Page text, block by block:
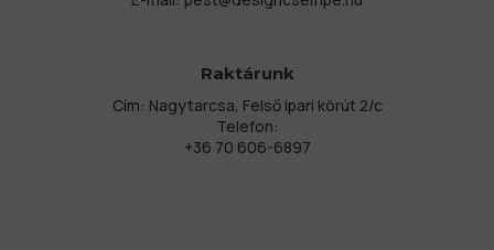
Raktárunk
Cím: Nagytarcsa, Felső ipari körút 2/c
Telefon:
+36 70 606-6897